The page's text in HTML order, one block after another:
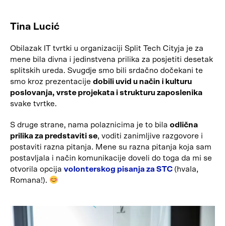
Tina Lucić
Obilazak IT tvrtki u organizaciji Split Tech Cityja je za
mene bila divna i jedinstvena prilika za posjetiti desetak
splitskih ureda. Svugdje smo bili srdačno dočekani te
smo kroz prezentacije dobili uvid u način i kulturu
poslovanja, vrste projekata i strukturu zaposlenika
svake tvrtke.
S druge strane, nama polaznicima je to bila odlična
prilika za predstaviti se, voditi zanimljive razgovore i
postaviti razna pitanja. Mene su razna pitanja koja sam
postavljala i način komunikacije doveli do toga da mi se
otvorila opcija volonterskog pisanja za STC (hvala,
Romana!).